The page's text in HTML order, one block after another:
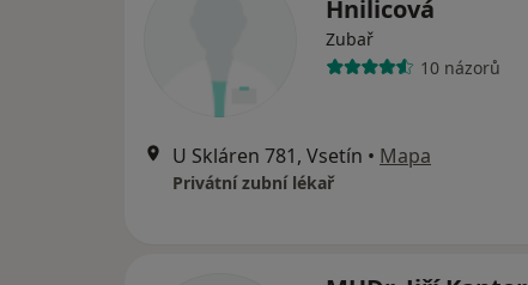
Hnilicová
Zubař
10 názorů
U Skláren 781, Vsetín • Mapa
Privátní zubní lékař